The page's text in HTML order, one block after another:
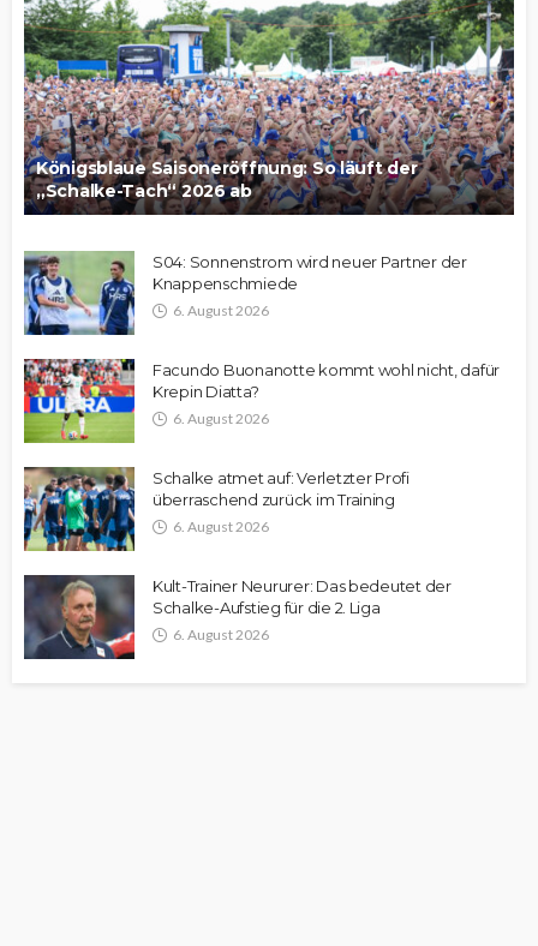
Königsblaue Saisoneröffnung: So läuft der
„Schalke-Tach“ 2026 ab
S04: Sonnenstrom wird neuer Partner der
Knappenschmiede
6. August 2026
Facundo Buonanotte kommt wohl nicht, dafür
Krepin Diatta?
6. August 2026
Schalke atmet auf: Verletzter Profi
überraschend zurück im Training
6. August 2026
Kult-Trainer Neururer: Das bedeutet der
Schalke-Aufstieg für die 2. Liga
6. August 2026